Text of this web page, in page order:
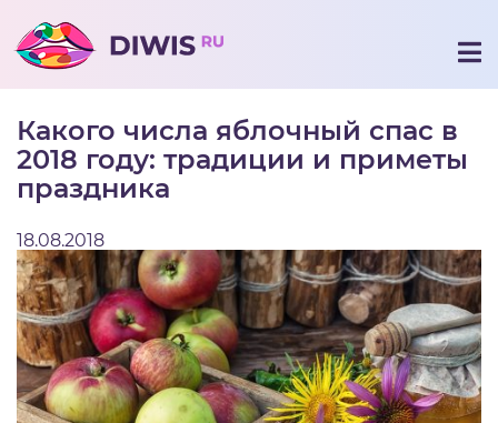
Какого числа яблочный спас в
2018 году: традиции и приметы
праздника
18.08.2018